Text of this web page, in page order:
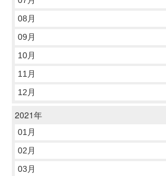
08月
09月
10月
11月
12月
2021年
01月
02月
03月